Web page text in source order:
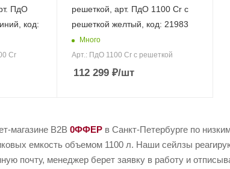
ПдО
код:
Cr
решеткой, арт. ПдО 1100 Cr c
решеткой желтый, код: 21983
Много
Арт.: ПдО 1100 Cr c решеткой
112 299₽/шт
магазине B2B 0ФФЕР в Санкт-Петербурге по
емкость объемом 1100 л. Наши сейлзы
почту, менеджер берет заявку в работу и